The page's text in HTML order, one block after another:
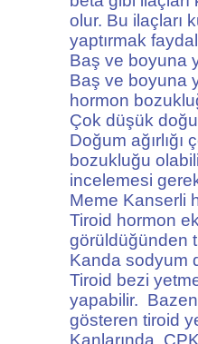
olur. Bu ilaçları
yaptırmak
Baş ve boyuna
Baş ve boyuna
hormon
Çok düşük
Doğum
bozukluğu
incelemesi
Meme Kanserli
Tiroid hormon
görüldüğünden
Kanda sodyum
Tiroid bezi
yapabilir.
gösteren tiroid
Kanlarında